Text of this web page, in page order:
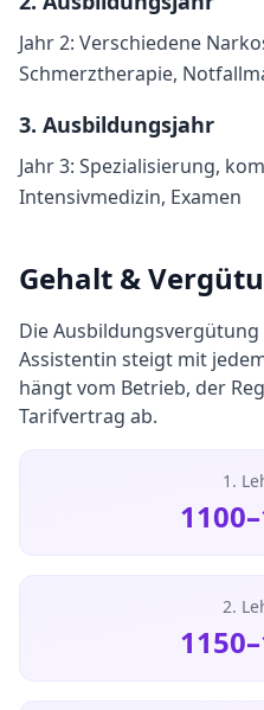
Jahr 2: Verschiedene
Schmerztherapie,
3. Ausbildungsjahr
Jahr 3: Spezialisierung,
Intensivmedizin, Examen
Gehalt &
Die Ausbildungsvergütung
Assistentin steigt mit
hängt vom Betrieb, der
Tarifvertrag ab.
1.
1100–
2.
1150–